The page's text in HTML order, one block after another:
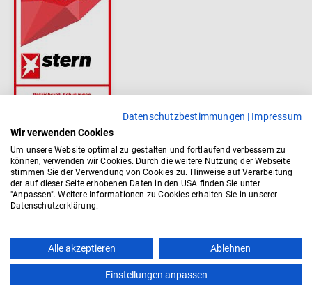
Datenschutzbestimmungen | Impressum
Wir verwenden Cookies
Um unsere Website optimal zu gestalten und fortlaufend verbessern zu
können, verwenden wir Cookies. Durch die weitere Nutzung der Webseite
stimmen Sie der Verwendung von Cookies zu. Hinweise auf Verarbeitung
der auf dieser Seite erhobenen Daten in den USA finden Sie unter
"Anpassen". Weitere Informationen zu Cookies erhalten Sie in unserer
Datenschutzerklärung.
Alle akzeptieren Ablehnen
Einstellungen anpassen
Kontakt AGB Impressum Datenschutz